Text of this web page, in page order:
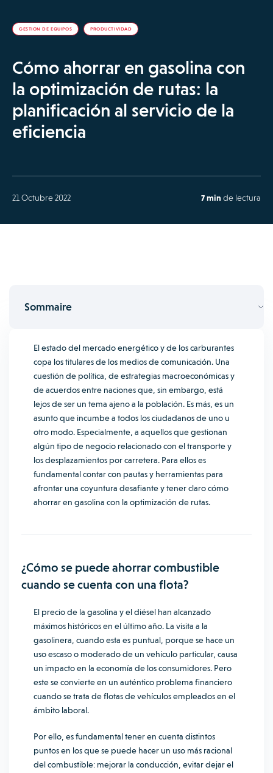
GESTIÓN DE EQUIPOS PRODUCTIVIDAD
Cómo ahorrar en gasolina con
la optimización de rutas: la
planificación al servicio de la
eficiencia
21 Octubre 2022 7 min de lectura
Sommaire
El estado del mercado energético y de los carburantes
copa los titulares de los medios de comunicación. Una
cuestión de política, de estrategias macroeconómicas y
de acuerdos entre naciones que, sin embargo, está
lejos de ser un tema ajeno a la población. Es más, es un
asunto que incumbe a todos los ciudadanos de uno u
otro modo. Especialmente, a aquellos que gestionan
algún tipo de negocio relacionado con el transporte y
los desplazamientos por carretera. Para ellos es
fundamental contar con pautas y herramientas para
afrontar una coyuntura desafiante y tener claro cómo
ahorrar en gasolina con la optimización de rutas.
¿Cómo se puede ahorrar combustible
cuando se cuenta con una flota?
El precio de la gasolina y el diésel han alcanzado
máximos históricos en el último año. La visita a la
gasolinera, cuando esta es puntual, porque se hace un
uso escaso o moderado de un vehículo particular, causa
un impacto en la economía de los consumidores. Pero
este se convierte en un auténtico problema financiero
cuando se trata de flotas de vehículos empleados en el
ámbito laboral.
Por ello, es fundamental tener en cuenta distintos
puntos en los que se puede hacer un uso más racional
del combustible: mejorar la conducción, evitar dejar el